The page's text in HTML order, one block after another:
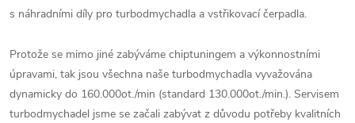
s náhradními díly pro turbodmychadla a vstřikovací čerpadla.
Protože se mimo jiné zabýváme chiptuningem a výkonnostními
úpravami, tak jsou všechna naše turbodmychadla vyvažována
dynamicky do 160.000ot./min (standard 130.000ot./min.). Servisem
turbodmychadel jsme se začali zabývat z důvodu potřeby kvalitních